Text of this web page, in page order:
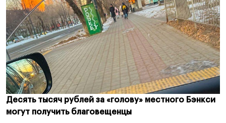
Десять тысяч рублей за «голову» местного Бэнкси
могут получить благовещенцы